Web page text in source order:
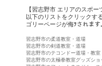
【習志野市 エリアのスポ
以下のリストをクリックす
ゴリーページが侮ｦされます
習志野市の柔道教室・道場
習志野市の剣道教室・道場
習志野市のテコンドー道場・教室
習志野市の太極拳教室グッズショ